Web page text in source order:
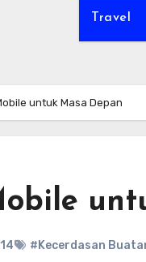
Travel
untuk Masa Depan
#Kecerdasan